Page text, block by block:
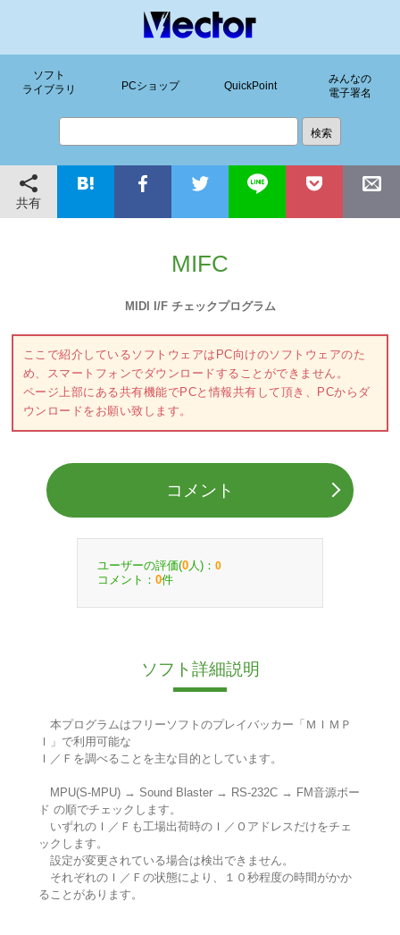
ソフト
ライブラリ
PCショップ QuickPoint
みんなの
電子署名
共有
MIFC
MIDI I/F チェックプログラム
ここで紹介しているソフトウェアはPC向けのソフトウェアのた
め、スマートフォンでダウンロードすることができません。
ページ上部にある共有機能でPCと情報共有して頂き、PCからダ
ウンロードをお願い致します。
コメント
ユーザーの評価(0 人)： 0
コメント： 0件
ソフト詳細説明
本プログラムはフリーソフトのプレイバッカー「ＭＩＭＰ
Ｉ」で利用可能な
Ｉ／Ｆを調べることを主な目的としています。
MPU(S-MPU) → Sound Blaster → RS-232C → FM音源ボー
ド の順でチェックします。
いずれのＩ／Ｆも工場出荷時のＩ／Ｏアドレスだけをチェ
ックします。
設定が変更されている場合は検出できません。
それぞれのＩ／Ｆの状態により、１０秒程度の時間がかか
ることがあります。